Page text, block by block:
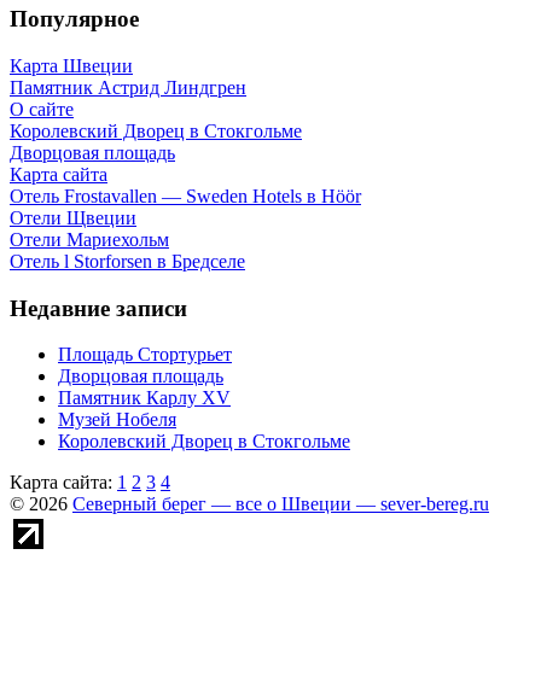
Популярное
Карта Швеции
Памятник Астрид Линдгрен
О сайте
Королевский Дворец в Стокгольме
Дворцовая площадь
Карта сайта
Отель Frostavallen — Sweden Hotels в Höör
Отели Щвеции
Отели Мариехольм
Отель l Storforsen в Бредселе
Недавние записи
Площадь Стортурьет
Дворцовая площадь
Памятник Карлу XV
Музей Нобеля
Королевский Дворец в Стокгольме
Карта сайта: 1 2 3 4
© 2026 Северный берег — все о Швеции — sever-bereg.ru